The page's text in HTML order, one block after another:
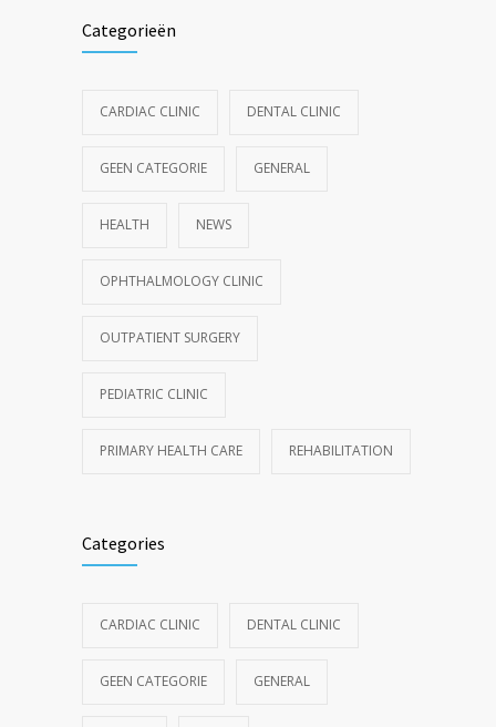
Categorieën
CARDIAC CLINIC DENTAL CLINIC
GEEN CATEGORIE GENERAL
HEALTH NEWS
OPHTHALMOLOGY CLINIC
OUTPATIENT SURGERY
PEDIATRIC CLINIC
PRIMARY HEALTH CARE REHABILITATION
Categories
CARDIAC CLINIC DENTAL CLINIC
GEEN CATEGORIE GENERAL